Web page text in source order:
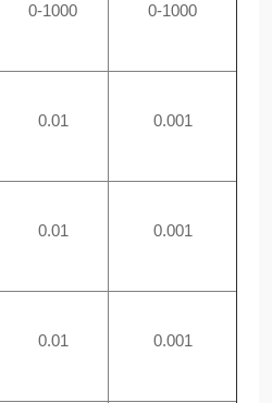
0-1000 0-1000
0.01 0.001
0.01 0.001
0.01 0.001